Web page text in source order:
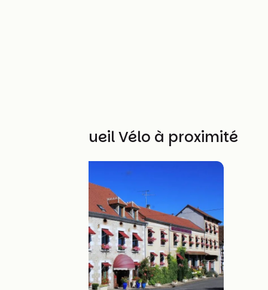
Autres Accueil Vélo à proximité